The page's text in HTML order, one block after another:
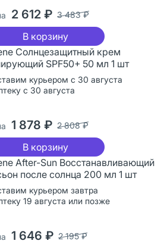
2 612 ₽ 3 483 ₽
В корзину
Солнцезащитный крем
SPF50+ 50 мл 1 шт
курьером с 30 августа
с 30 августа
1 878 ₽ 2 808 ₽
В корзину
After-Sun Восстанавливающий
после солнца 200 мл 1 шт
курьером завтра
19 августа или позже
1 646 ₽ 2 195 ₽